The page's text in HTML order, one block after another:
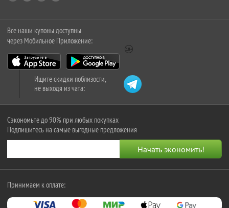
Все наши купоны доступны
через Мобильное Приложение:
Ищите скидки поблизости,
не выходя из чата:
Сэкономьте до 90% при любых покупках
Подпишитесь на самые выгодные предложения
Принимаем к оплате: